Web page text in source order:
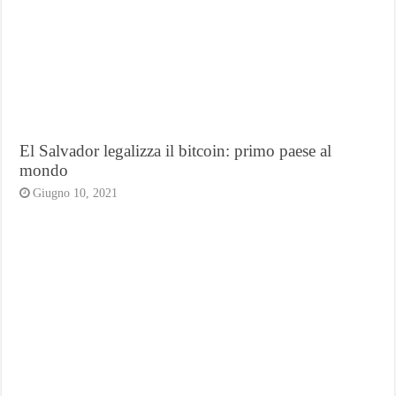
El Salvador legalizza il bitcoin: primo paese al
mondo
Giugno 10, 2021